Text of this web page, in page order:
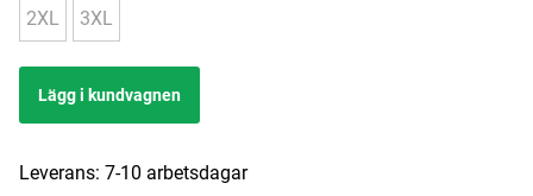
2XL 3XL
Lägg i kundvagnen
Leverans: 7-10 arbetsdagar